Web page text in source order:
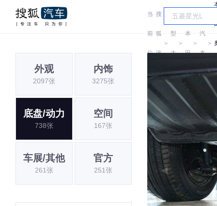
当
前
位
搜
狐
汽
车
＞
车
型
大
全
＞
本
田
＞
广
汽
本
田
＞
外观
2097张
内饰
3275张
底盘/动力
738张
空间
167张
车展/其他
261张
官方
251张